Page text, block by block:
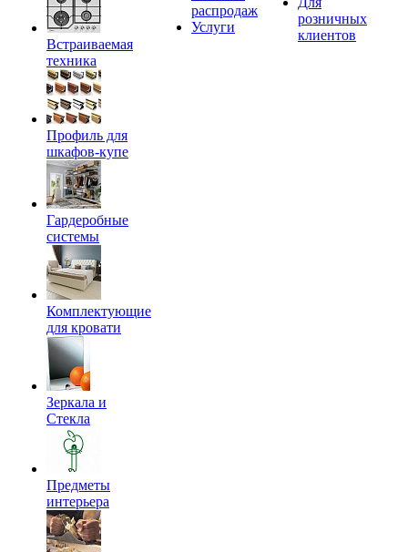
Встраиваемая
техника
Профиль для
шкафов-купе
Гардеробные
системы
Комплектующие
для кровати
Зеркала и
Стекла
Предметы
интерьера
распродаж
Услуги
розничных
клиентов